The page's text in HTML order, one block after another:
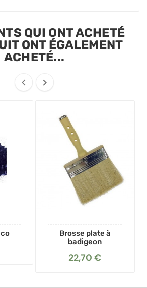
QUI ONT ACHETÉ
ONT ÉGALEMENT
ACHETÉ...
 
Brosse plate à
badigeon
22,70 €